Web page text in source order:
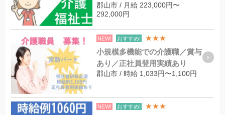
郡山市 / 月給 223,000円〜
292,000円
NEW! おすすめ! ★★★
小規模多機能での介護職／賞与
あり／正社員登用実績あり
郡山市 / 時給 1,033円〜1,100円
NEW! おすすめ! ★★★